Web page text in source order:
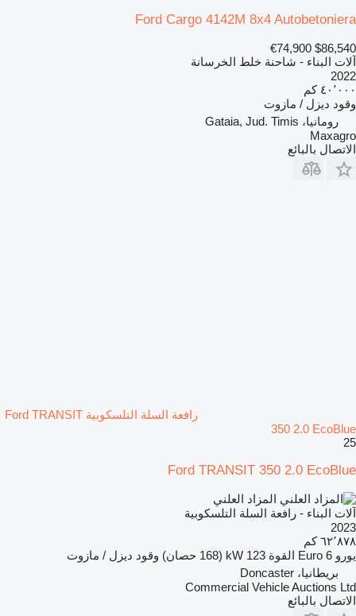
Ford Cargo 4142M 8x4 Autobetoniera
$86,540
€74,900
آلات البناء - شاحنة خلط الخرسانة
2022
٤٠٬٠٠٠ كم
وقود ديزل / مازوت
رومانيا، Gataia, Jud. Timis
Maxagro
الاتصال بالبائع
رافعة السلة التلسكوبية Ford TRANSIT
350 2.0 EcoBlue
25
Ford TRANSIT 350 2.0 EcoBlue
المزاد العلني
آلات البناء - رافعة السلة التلسكوبية
2023
٦٢٬٨٧٨ كم
يورو Euro 6 القوة 123 kW (168 حصان) وقود ديزل / مازوت
بريطانيا، Doncaster
Commercial Vehicle Auctions Ltd
الاتصال بالبائع